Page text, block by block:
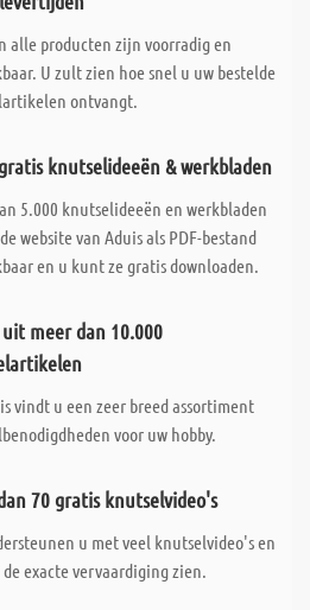
alle producten zijn voorradig en
U zult zien hoe snel u uw bestelde
ontvangt.
knutselideeën & werkbladen
5.000 knutselideeën en werkbladen
website van Aduis als PDF-bestand
en u kunt ze gratis downloaden.
uit meer dan 10.000
vindt u een zeer breed assortiment
voor uw hobby.
70 gratis knutselvideo's
u met veel knutselvideo's en
exacte vervaardiging zien.